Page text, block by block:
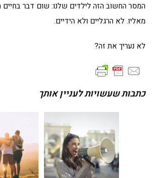
המסר החשוב הזה לילדים שלנו: שום דבר בחיים
מאליו. לא הרגליים ולא הידיים.
לא נעריך את זה?
כתבות שעשויות לעניין אותך